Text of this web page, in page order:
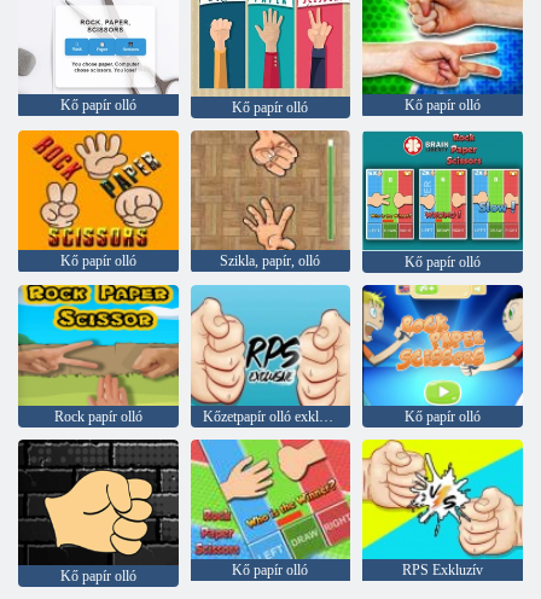
Kő papír olló Kő papír olló Kő papír olló
Kő papír olló Szikla, papír, olló Kő papír olló
Rock papír olló Kőzetpapír olló exkluzív Kő papír olló
Kő papír olló Kő papír olló RPS Exkluzív